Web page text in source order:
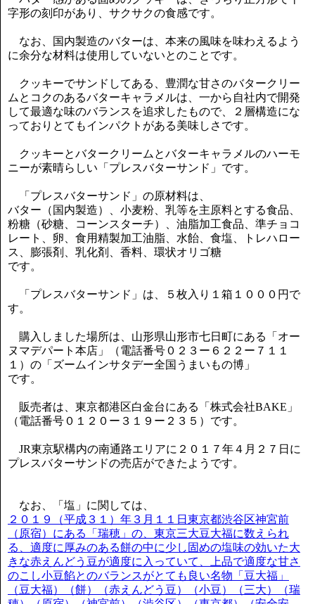
字形の刻印があり、サクサクの食感です。
なお、国内製造のバターは、本来の風味を味わえるよう
に余分な材料は使用していないとのことです。
クッキーでサンドしてある、豊潤な甘さのバタークリー
ムとコクのあるバターキャラメルは、一から自社内で開発
して最適な味のバランスを追求したもので、２層構造にな
っておりとてもインパクトがある美味しさです。
クッキーとバタークリームとバターキャラメルのハーモ
ニーが素晴らしい「プレスバターサンド」です。
「プレスバターサンド」の原材料は、
バター（国内製造）、小麦粉、乳等を主原料とする食品、
粉糖（砂糖、コーンスターチ）、油脂加工食品、準チョコ
レート、卵、食用精製加工油脂、水飴、食塩、トレハロー
ス、膨張剤、乳化剤、香料、環状オリゴ糖
です。
「プレスバターサンド」は、５枚入り１箱１０００円で
す。
購入しました場所は、山形県山形市七日町にある「オー
ヌマデパート本店」（電話番号０２３ー６２２ー７１１
１）の「ズームインサタデー全国うまいもの博」
です。
販売者は、東京都港区白金台にある「株式会社BAKE」
（電話番号０１２０ー３１９ー２３５）です。
JR東京駅構内の南通路エリアに２０１７年４月２７日に
プレスバターサンドの売店ができたようです。
なお、「塩」に関しては、
２０１９（平成３１）年３月１１日東京都渋谷区神宮前
（原宿）にある「瑞穂」の、東京三大豆大福に数えられ
る、適度に厚みのある餅の中に少し固めの塩味の効いた大
きな赤えんどう豆が適度に入っていて、上品で適度な甘さ
のこし小豆餡とのバランスがとても良い名物「豆大福」
（豆大福）（餅）（赤えんどう豆）（小豆）（三大）（瑞